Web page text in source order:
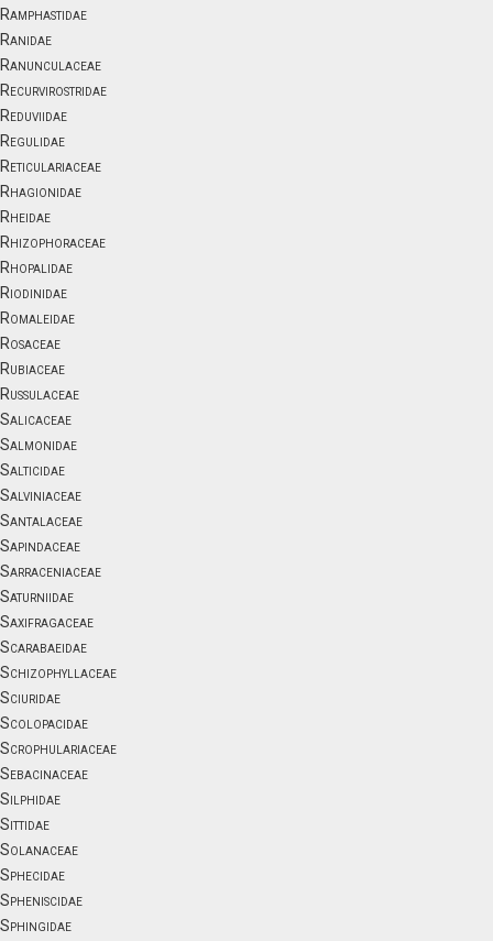
Ramphastidae
Ranidae
Ranunculaceae
Recurvirostridae
Reduviidae
Regulidae
Reticulariaceae
Rhagionidae
Rheidae
Rhizophoraceae
Rhopalidae
Riodinidae
Romaleidae
Rosaceae
Rubiaceae
Russulaceae
Salicaceae
Salmonidae
Salticidae
Salviniaceae
Santalaceae
Sapindaceae
Sarraceniaceae
Saturniidae
Saxifragaceae
Scarabaeidae
Schizophyllaceae
Sciuridae
Scolopacidae
Scrophulariaceae
Sebacinaceae
Silphidae
Sittidae
Solanaceae
Sphecidae
Spheniscidae
Sphingidae